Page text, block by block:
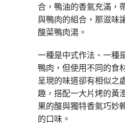
合，鴨油的香氣充滿，
與鴨肉的組合，那滋味
酸菜鴨肉湯。
一種是中式作法、一種
鴨肉，但使用不同的食
呈現的味道卻有相似之
趣，搭配一大片烤的黃
果的酸與獨特香氣巧妙
的口味。